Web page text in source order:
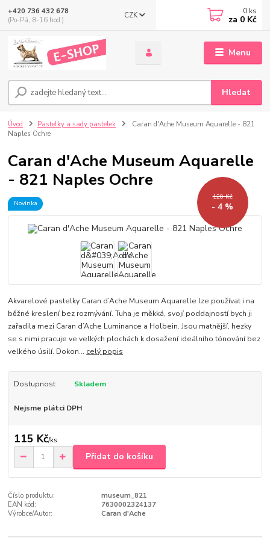
Menu
CZK
Hledat
+420 736 432 678
(Po-Pá, 8-16 hod.)
0 ks
za 0 Kč
Úvod Pastelky a sady pastelek
Caran d'Ache Museum Aquarelle - 821
Naples Ochre
Caran d'Ache Museum Aquarelle
- 821 Naples Ochre
Novinka
120 Kč
- 4 %
Akvarelové pastelky Caran d’Ache Museum Aquarelle lze používat i na
běžné kreslení bez rozmývání. Tuha je měkká, svojí poddajností bych ji
zařadila mezi Caran d’Ache Luminance a Holbein. Jsou matnější, hezky
se s nimi pracuje ve velkých plochách k dosažení ideálního tónování bez
velkého úsilí. Dokon... celý popis
Dostupnost Skladem
Nejsme plátci DPH
115 Kč/ks
Přidat do košíku
Číslo produktu:
museum_821
EAN kód:
7630002324137
Výrobce/Autor:
Caran d'Ache